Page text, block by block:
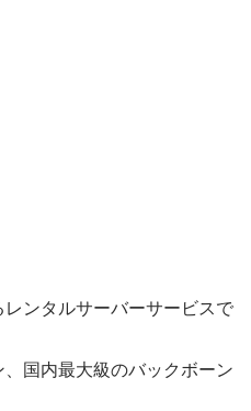
ンタルサーバーサービスで
国内最大級のバックボーン